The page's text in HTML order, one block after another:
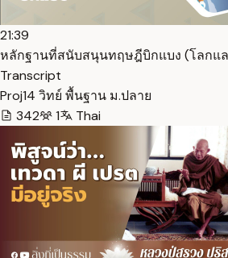
21:39
หลักฐานที่สนับสนุนทฤษฎีบิกแบง (โลกแ
Transcript
Proj14 วิทย์ พื้นฐาน ม.ปลาย
342
1 Thai